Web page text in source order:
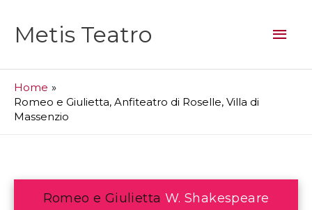
contenuto
Metis Teatro
Home
Romeo e Giulietta, Anfiteatro di Roselle, Villa di
Massenzio
Romeo e Giulietta W. Shakespeare